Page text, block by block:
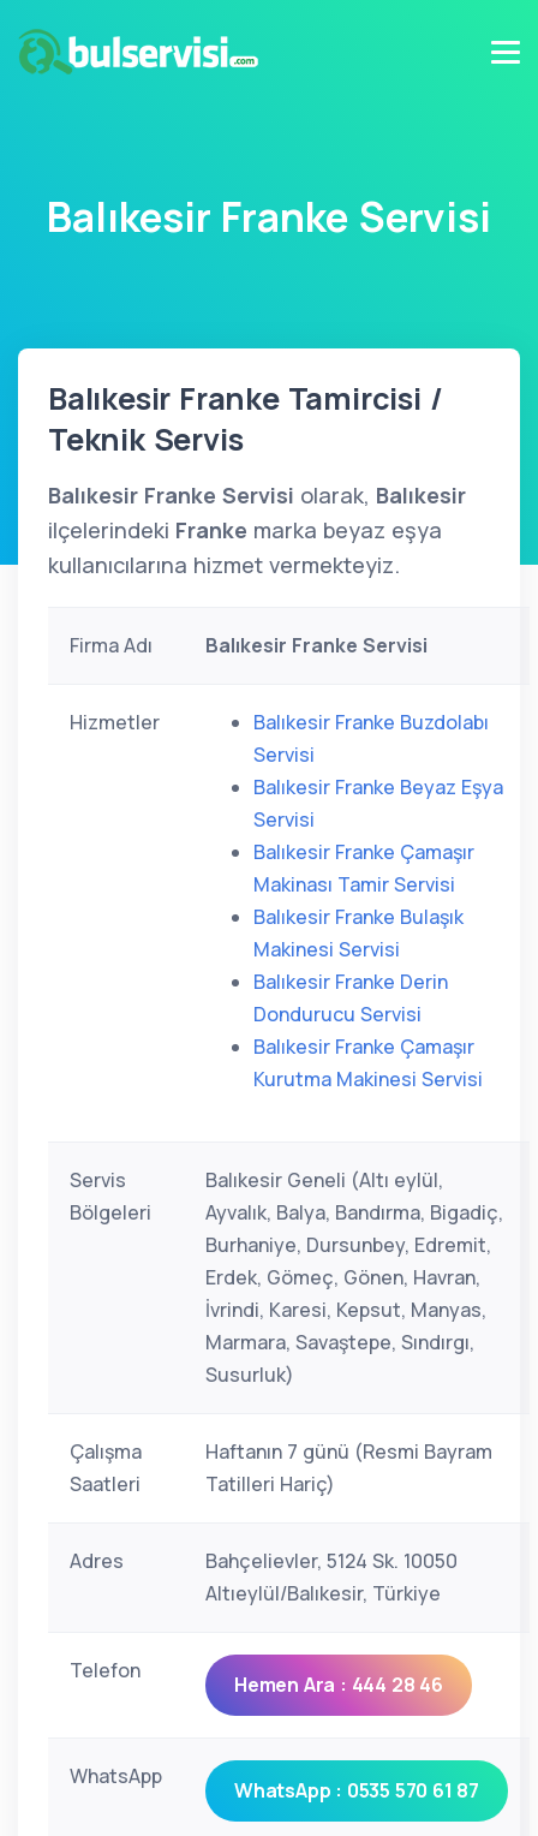
Balıkesir Franke Servisi
Balıkesir Franke Tamircisi /
Teknik Servis
Balıkesir Franke Servisi olarak, Balıkesir
ilçelerindeki Franke marka beyaz eşya
kullanıcılarına hizmet vermekteyiz.
Firma Adı Balıkesir Franke Servisi
Hizmetler
Balıkesir Franke Buzdolabı
Servisi
Balıkesir Franke Beyaz Eşya
Servisi
Balıkesir Franke Çamaşır
Makinası Tamir Servisi
Balıkesir Franke Bulaşık
Makinesi Servisi
Balıkesir Franke Derin
Dondurucu Servisi
Balıkesir Franke Çamaşır
Kurutma Makinesi Servisi
Servis
Bölgeleri
Balıkesir Geneli (Altı eylül,
Ayvalık, Balya, Bandırma, Bigadiç,
Burhaniye, Dursunbey, Edremit,
Erdek, Gömeç, Gönen, Havran,
İvrindi, Karesi, Kepsut, Manyas,
Marmara, Savaştepe, Sındırgı,
Susurluk)
Çalışma
Saatleri
Haftanın 7 günü (Resmi Bayram
Tatilleri Hariç)
Adres
Bahçelievler, 5124 Sk. 10050
Altıeylül/Balıkesir, Türkiye
Telefon
Hemen Ara : 444 28 46
WhatsApp
WhatsApp : 0535 570 61 87